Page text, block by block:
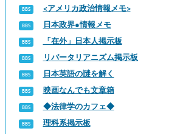
<アメリカ政治情報メモ>
日本政界●情報メモ
「在外」日本人掲示板
リバータリアニズム掲示板
日本英語の謎を解く
映画なんでも文章箱
◆法律学のカフェ◆
理科系掲示板